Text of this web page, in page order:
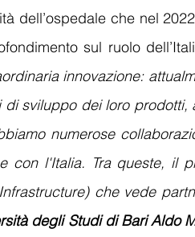
dell’ospedale che nel
sul ruolo
innovazione:
sviluppo dei loro prodotti,
numerose
con l'Italia. Tra queste, il
che vede
degli Studi di Bari Aldo